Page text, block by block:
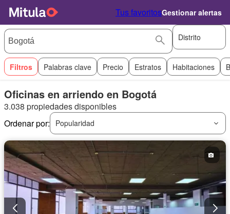
Tus favoritosGestionar alertas
Distrito
Filtros Palabras clave Precio Estratos Habitaciones
Oficinas en arriendo en Bogotá
3.038 propiedades disponibles
Ordenar por:
Popularidad